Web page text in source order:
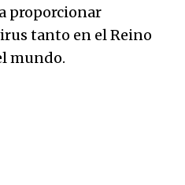
proporcionar
tanto en el Reino
mundo.